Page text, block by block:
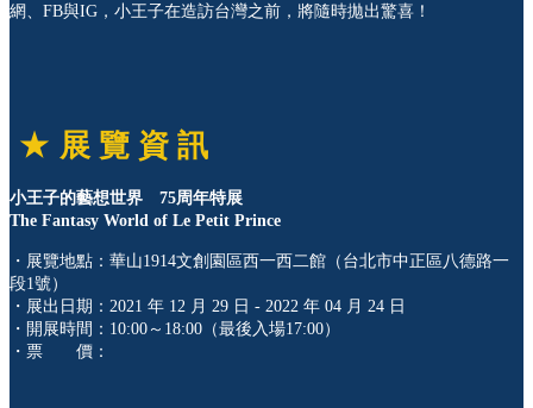
網、FB與IG，小王子在造訪台灣之前，將隨時拋出驚喜！
★ 展 覽 資 訊
小王子的藝想世界 75周年特展
The Fantasy World of Le Petit Prince
・展覽地點：華山1914文創園區西一西二館（台北市中正區八德路一
段1號）
・展出日期：2021 年 12 月 29 日 - 2022 年 04 月 24 日
・開展時間：10:00～18:00（最後入場17:00）
・票 價：